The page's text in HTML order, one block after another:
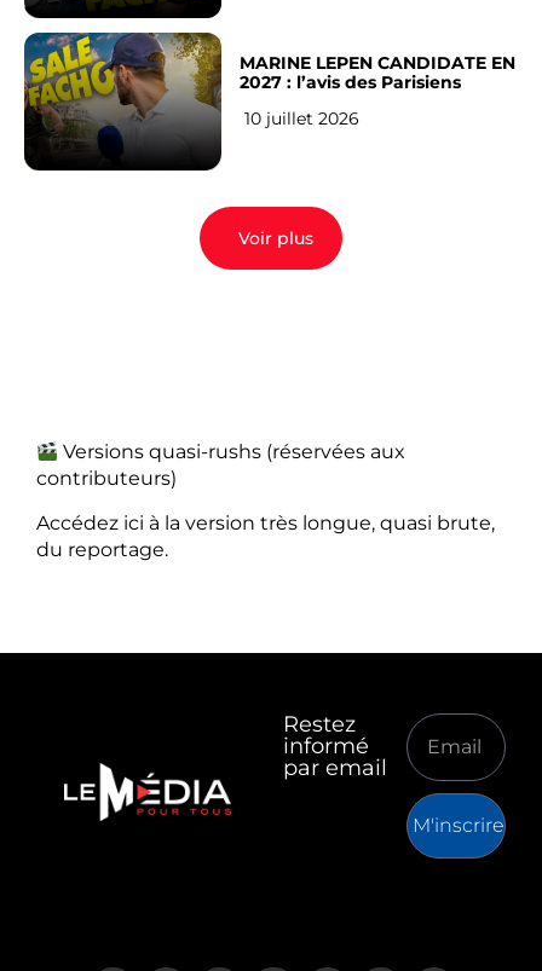
MARINE LEPEN CANDIDATE EN
2027 : l’avis des Parisiens
10 juillet 2026
Voir plus
Versions quasi-rushs (réservées aux
contributeurs)
Accédez ici à la version très longue, quasi brute,
du reportage.
Restez
informé
par email
M'inscrire